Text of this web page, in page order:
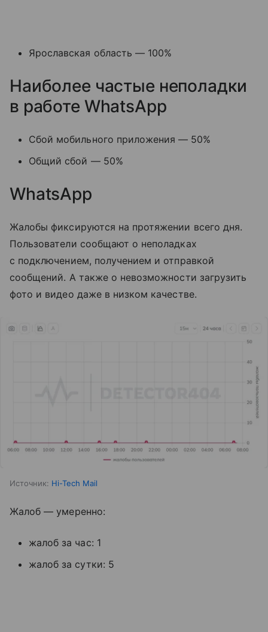
Ярославская область — 100%
Наиболее частые неполадки
в работе WhatsApp
Сбой мобильного приложения — 50%
Общий сбой — 50%
WhatsApp
Жалобы фиксируются на протяжении всего дня.
Пользователи сообщают о неполадках
с подключением, получением и отправкой
сообщений. А также о невозможности загрузить
фото и видео даже в низком качестве.
Источник: Hi-Tech Mail
Жалоб — умеренно:
жалоб за час: 1
жалоб за сутки: 5